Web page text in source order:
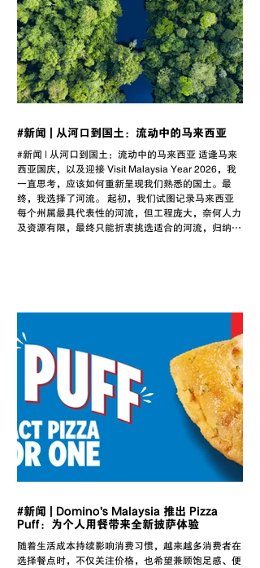
#新闻 | 从河口到国土：流动中的马来西亚
#新闻 | 从河口到国土：流动中的马来西亚 适逢马来
西亚国庆，以及迎接 Visit Malaysia Year 2026，我
一直思考，应该如何重新呈现我们熟悉的国土。最
终，我选择了河流。 起初，我们试图记录马来西亚
每个州属最具代表性的河流，但工程庞大，奈何人力
及资源有限，最终只能折衷挑选适合的河流，归纳
#新闻 | Domino's Malaysia 推出 Pizza
Puff：为个人用餐带来全新披萨体验
随着生活成本持续影响消费习惯，越来越多消费者在
选择餐点时，不仅关注价格，也希望兼顾饱足感、便